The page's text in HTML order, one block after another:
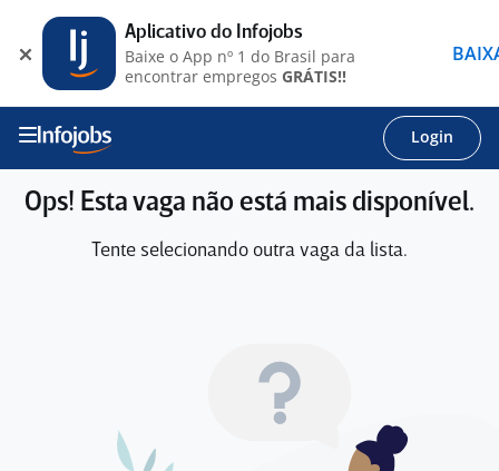
Login
Ops! Esta vaga não está mais disponível.
Tente selecionando outra vaga da lista.
Aplicativo do Infojobs
Baixe o App nº 1 do Brasil para
encontrar empregos GRÁTIS!!